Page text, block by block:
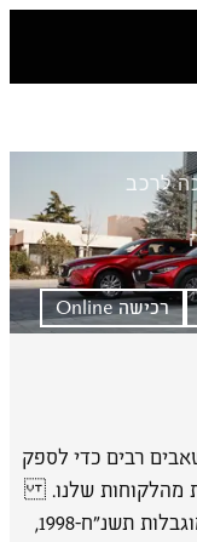
לרכב
רכישה Online
רבים כדי לספק
מהלקוחות שלנו.
בהתאם לחוק שוויון זכויות לאנשים עם מוגבלות תשנ״ח-1998,